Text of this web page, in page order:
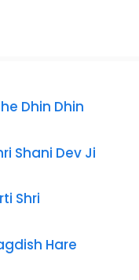
Dhin Dhin
Shani Dev Ji
Shri
Hare